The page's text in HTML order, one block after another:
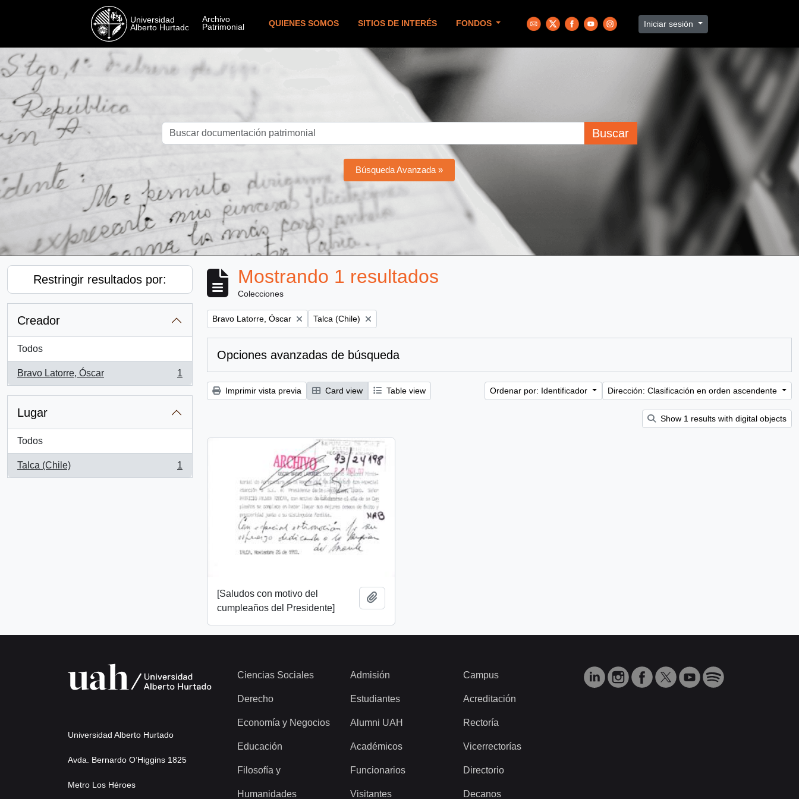
QUIENES SOMOS SITIOS DE INTERÉS FONDOS Iniciar sesión
Buscar
Búsqueda Avanzada »
Restringir resultados por:
Creador
Todos
Bravo Latorre, Óscar
, 1 resultados
1
Lugar
Todos
Talca (Chile)
, 1 resultados
1
Mostrando 1 resultados
Colecciones
Remove filter:
Bravo Latorre, Óscar Remove filter:
Talca (Chile)
Opciones avanzadas de búsqueda
Imprimir vista previa Card view Table view Ordenar por: Identificador Dirección: Clasificación en orden ascendente
Show 1 results with digital objects
[Saludos con motivo del
cumpleaños del Presidente]
Universidad Alberto Hurtado
Avda. Bernardo O’Higgins 1825
Metro Los Héroes
Ciencias Sociales
Derecho
Economía y Negocios
Educación
Filosofía y
Humanidades
Admisión
Estudiantes
Alumni UAH
Académicos
Funcionarios
Visitantes
Campus
Acreditación
Rectoría
Vicerrectorías
Directorio
Decanos